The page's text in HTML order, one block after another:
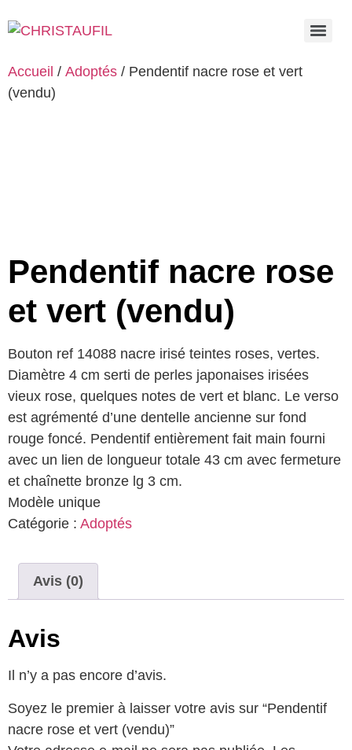
Accueil / Adoptés / Pendentif nacre rose et vert
(vendu)
Pendentif nacre rose
et vert (vendu)
Bouton ref 14088 nacre irisé teintes roses, vertes.
Diamètre 4 cm serti de perles japonaises irisées
vieux rose, quelques notes de vert et blanc. Le verso
est agrémenté d’une dentelle ancienne sur fond
rouge foncé. Pendentif entièrement fait main fourni
avec un lien de longueur totale 43 cm avec fermeture
et chaînette bronze lg 3 cm.
Modèle unique
Catégorie : Adoptés
Avis (0)
Avis
Il n’y a pas encore d’avis.
Soyez le premier à laisser votre avis sur “Pendentif
nacre rose et vert (vendu)”